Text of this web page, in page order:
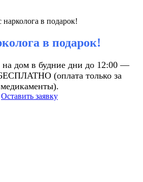
в подарок!
на дом в будние дни до 12:00 —
(оплата только за
медикаменты).
Оставить заявку